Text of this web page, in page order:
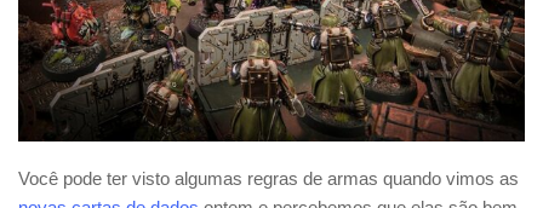
Você pode ter visto algumas regras de armas quando vimos as